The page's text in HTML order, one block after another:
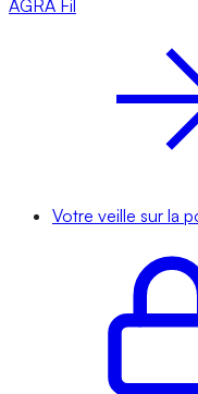
AGRA Fil
Votre veille sur la